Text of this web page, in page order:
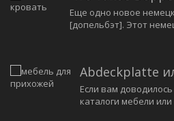
Еще одно новое
[допельбэт]. Этот
Abdeckplatte
Если вам
каталоги мебели